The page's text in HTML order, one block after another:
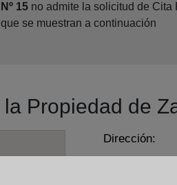
15 no admite la solicitud de Cita
se muestran a continuación
Propiedad de
Dirección:
Plaza de